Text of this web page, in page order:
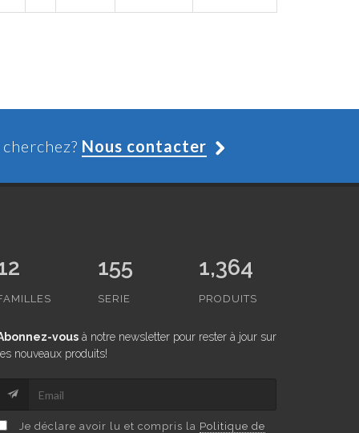
Nous contacter
155
SERIE
1,364
PRODUITS
vousà notre newsletter pour rester à jour sur
nouveaux produits!
Je déclare avoir lu et compris la Politique de